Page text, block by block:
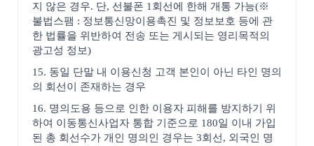
지 않은 경우. 단, 선불폰 1회선에 한해 개통 가능(※
불법스팸 : 정보통신망이용촉진 및 정보보호 등에 관
한 법률을 위반하여 전송 또는 게시되는 영리목적의
광고성 정보)
15. 동일 단말 내 이용신청 고객 본인이 아닌 타인 명의
의 회선이 존재하는 경우
16. 명의도용 등으로 인한 이용자 피해를 방지하기 위
하여 이동통신사업자 통합 기준으로 180일 이내 가입
된 총 회선수가 개인 명의인 경우는 3회선, 외국인 명